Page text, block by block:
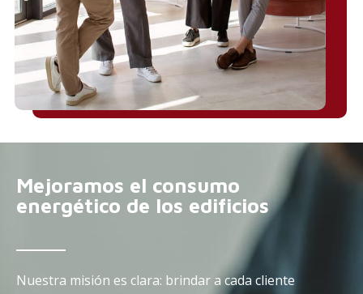
Mejoramos el consumo
energético de los edificios
Nuestra misión es clara: brindar a cada cliente